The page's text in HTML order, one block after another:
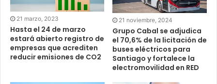
21 marzo, 2023
Hasta el 24 de marzo
estará abierto registro de
empresas que acrediten
reducir emisiones de CO2
21 noviembre, 2024
Grupo Cabal se adjudica
el 70,6% de la licitación de
buses eléctricos para
Santiago y fortalece la
electromovilidad en RED